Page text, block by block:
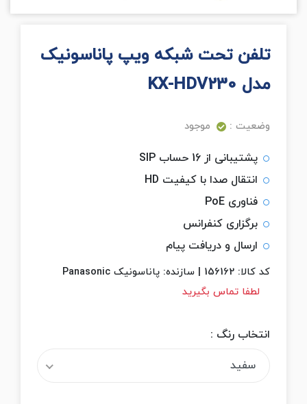
تلفن تحت شبکه ویپ پاناسونیک
مدل KX-HDV230
وضعیت : موجود
پشتیبانی از 16 حساب SIP
انتقال صدا با کیفیت HD
فناوری PoE
برگزاری کنفرانس
ارسال و دریافت پیام
کد کالا: 156162
| سازنده: پاناسونیک Panasonic
لطفا تماس بگیرید
انتخاب رنگ :
سفید